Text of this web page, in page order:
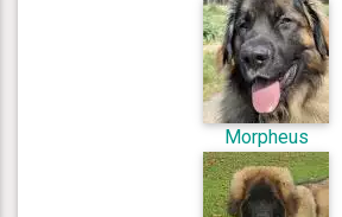
Morpheus